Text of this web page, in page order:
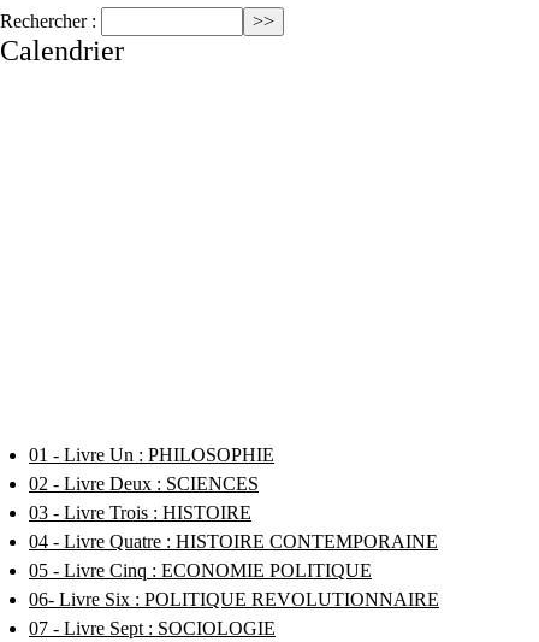
Rechercher :
Calendrier
01 - Livre Un : PHILOSOPHIE
02 - Livre Deux : SCIENCES
03 - Livre Trois : HISTOIRE
04 - Livre Quatre : HISTOIRE CONTEMPORAINE
05 - Livre Cinq : ECONOMIE POLITIQUE
06- Livre Six : POLITIQUE REVOLUTIONNAIRE
07 - Livre Sept : SOCIOLOGIE